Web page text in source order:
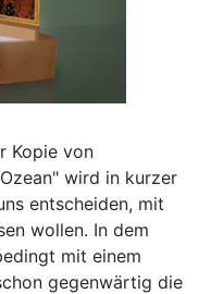
Kopie von
wird in kurzer
entscheiden, mit
wollen. In dem
mit einem
gegenwärtig die